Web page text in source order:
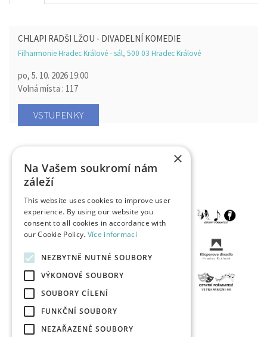
CHLAPI RADŠI LŽOU - DIVADELNÍ KOMEDIE
Filharmonie Hradec Králové - sál, 500 03 Hradec Králové
po, 5. 10. 2026 19:00
Volná místa : 117
VSTUPENKY
×
Na Vašem soukromí nám
záleží
This website uses cookies to improve user
experience. By using our website you
consent to all cookies in accordance with
our Cookie Policy. Více informací
NEZBYTNĚ NUTNÉ SOUBORY
VÝKONOVÉ SOUBORY
SOUBORY CÍLENÍ
FUNKČNÍ SOUBORY
NEZAŘAZENÉ SOUBORY